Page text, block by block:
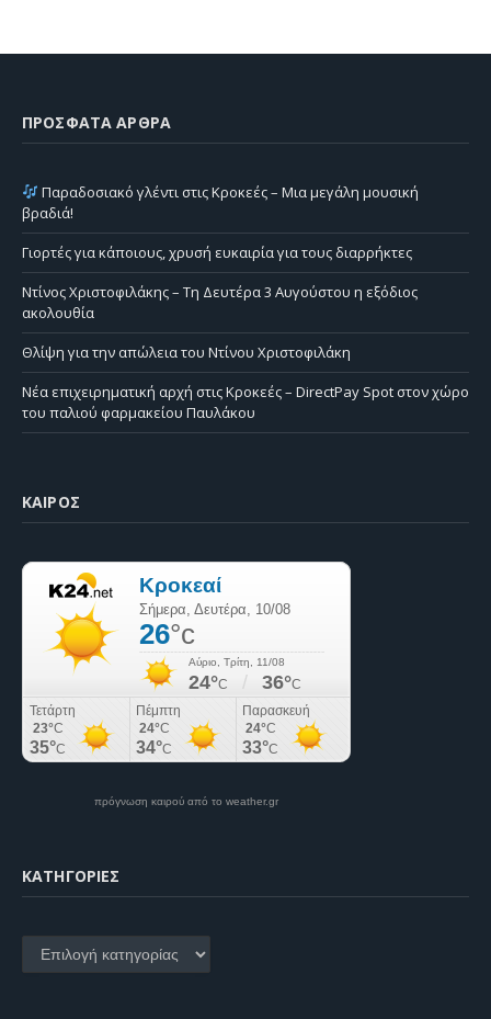
ΠΡΌΣΦΑΤΑ ΆΡΘΡΑ
Παραδοσιακό γλέντι στις Κροκεές – Μια μεγάλη μουσική
βραδιά!
Γιορτές για κάποιους, χρυσή ευκαιρία για τους διαρρήκτες
Ντίνος Χριστοφιλάκης – Τη Δευτέρα 3 Αυγούστου η εξόδιος
ακολουθία
Θλίψη για την απώλεια του Ντίνου Χριστοφιλάκη
Νέα επιχειρηματική αρχή στις Κροκεές – DirectPay Spot στον χώρο
του παλιού φαρμακείου Παυλάκου
ΚΑΙΡΌΣ
πρόγνωση καιρού από το weather.gr
KΑΤΗΓΟΡΊΕΣ
Kατηγορίες